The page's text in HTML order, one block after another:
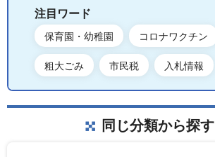
注目ワード
保育園・幼稚園 コロナワクチン
粗大ごみ 市民税 入札情報
同じ分類から探す